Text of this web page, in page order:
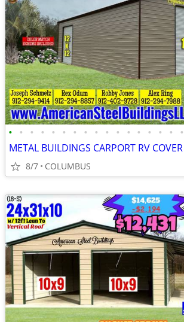
• • • • • • • • • • • • • • • • •
8/7 COLUMBUS